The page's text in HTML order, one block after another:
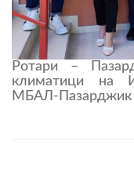
Ротари –
климатици на
МБАЛ-Пазарджик